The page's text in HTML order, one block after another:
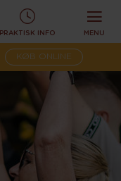
PRAKTISK INFO MENU
KØB ONLINE